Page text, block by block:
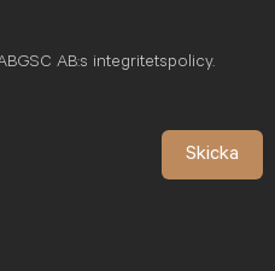
AB:s integritetspolicy.
Skicka